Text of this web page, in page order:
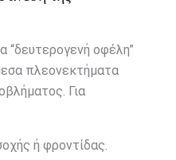
“δευτερογενή οφέλη”
πλεονεκτήματα
Για
ή φροντίδας.